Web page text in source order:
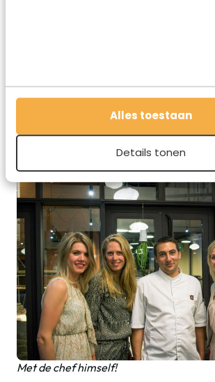
Alles toestaan
Details tonen
Het toetje is echt het lekkerste toetje
Met de chef himself!